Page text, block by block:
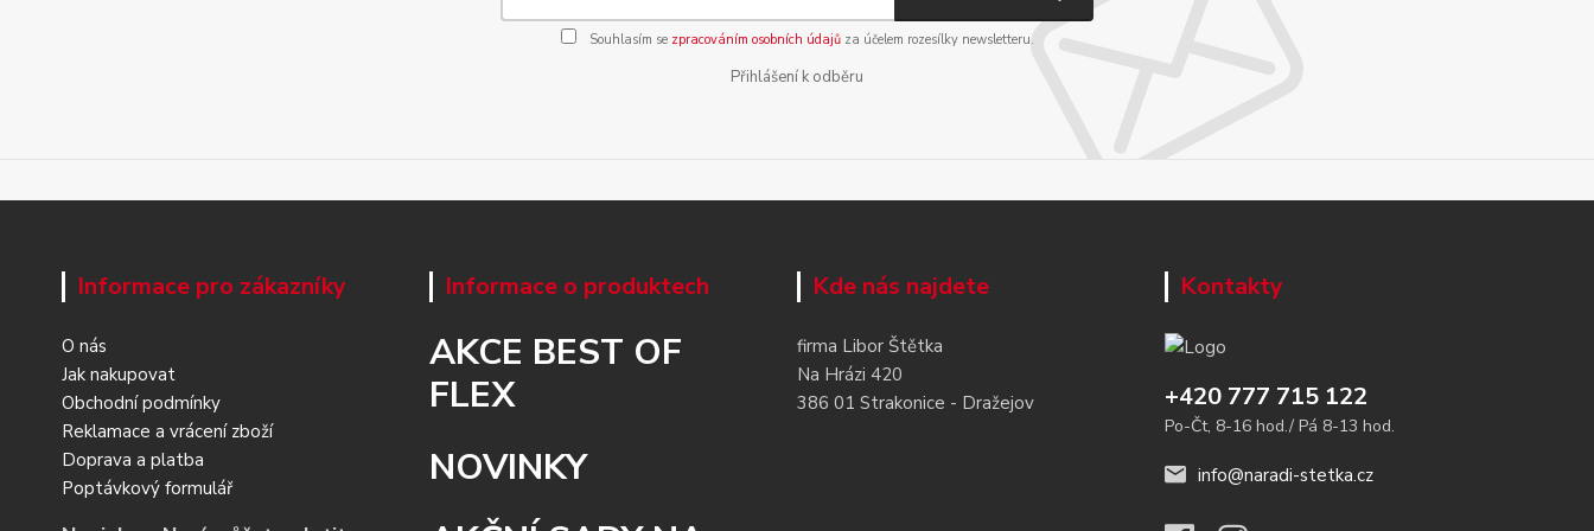
Souhlasím se zpracováním osobních údajůza účelem rozesílky newsletteru.
Přihlášení k odběru
Informace pro zákazníky
O nás
Jak nakupovat
Obchodní podmínky
Reklamace a vrácení zboží
Doprava a platba
Poptávkový formulář
Informace o produktech
AKCE BEST OF
FLEX
NOVINKY
Kde nás najdete
firma Libor Štětka
Na Hrázi 420
386 01 Strakonice - Dražejov
Kontakty
+420 777 715 122
Po-Čt, 8-16 hod./ Pá 8-13 hod.
info@naradi-stetka.cz